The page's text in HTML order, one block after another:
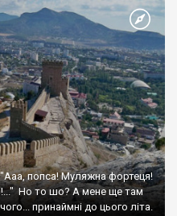
попса! Муляжна фортеця!
Но то шо? А мене ще там
принаймні до цього літа.